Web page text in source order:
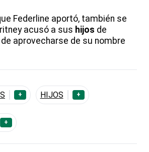
Federline aportó, también se
acusó a sus hijos de
aprovecharse de su nombre
+ HIJOS +
+